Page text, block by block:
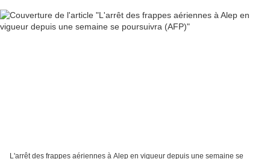
L'arrêt des frappes aériennes à Alep en vigueur depuis une semaine se